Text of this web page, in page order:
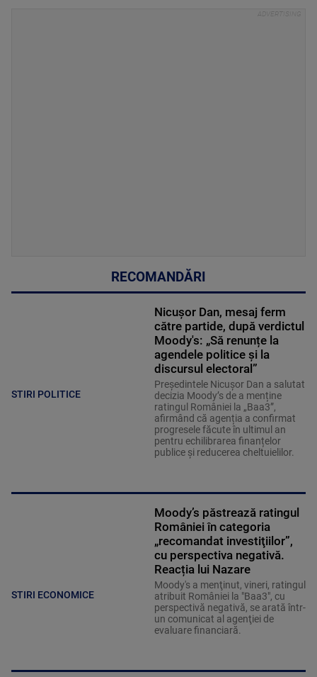
RECOMANDĂRI
STIRI POLITICE
Nicușor Dan, mesaj ferm
către partide, după verdictul
Moody's: „Să renunțe la
agendele politice şi la
discursul electoral”
Președintele Nicușor Dan a salutat
decizia Moody’s de a menține
ratingul României la „Baa3”,
afirmând că agenția a confirmat
progresele făcute în ultimul an
pentru echilibrarea finanțelor
publice și reducerea cheltuielilor.
STIRI ECONOMICE
Moody’s păstrează ratingul
României în categoria
„recomandat investiţiilor”,
cu perspectiva negativă.
Reacția lui Nazare
Moody's a menţinut, vineri, ratingul
atribuit României la "Baa3", cu
perspectivă negativă, se arată într-
un comunicat al agenţiei de
evaluare financiară.